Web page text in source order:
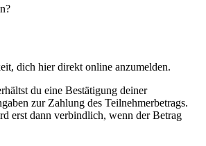
dich hier direkt online anzumelden.
du eine Bestätigung deiner
zur Zahlung des Teilnehmerbetrags.
erst dann verbindlich, wenn der Betrag